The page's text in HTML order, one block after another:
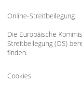
Online-Streitbeilegung
Die Europäische
Streitbeilegung (OS)
finden.
Cookies